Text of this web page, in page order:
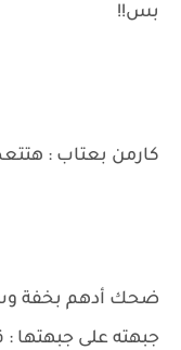
بس!!
كارمن بعتاب :
ضحك أدهم بخفة
جبهته على جبهتها